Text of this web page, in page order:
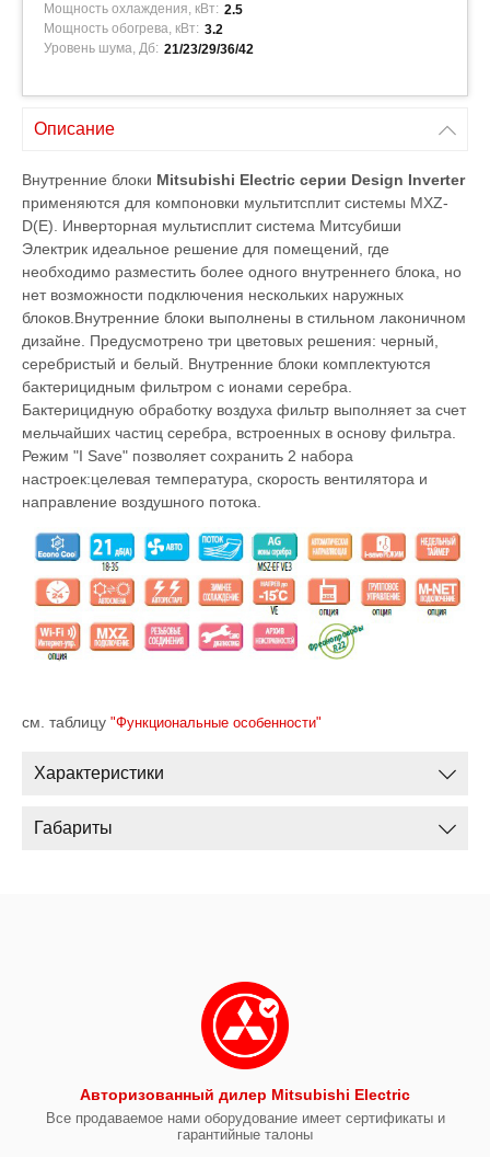
Мощность охлаждения, кВт: 2.5
Мощность обогрева, кВт: 3.2
Уровень шума, Дб: 21/23/29/36/42
Описание
Внутренние блоки Mitsubishi Electric серии Design Inverter
применяются для компоновки мультитсплит системы MXZ-
D(E). Инверторная мультисплит система Митсубиши
Электрик идеальное решение для помещений, где
необходимо разместить более одного внутреннего блока, но
нет возможности подключения нескольких наружных
блоков.Внутренние блоки выполнены в стильном лаконичном
дизайне. Предусмотрено три цветовых решения: черный,
серебристый и белый. Внутренние блоки комплектуются
бактерицидным фильтром с ионами серебра.
Бактерицидную обработку воздуха фильтр выполняет за счет
мельчайших частиц серебра, встроенных в основу фильтра.
Режим "I Save" позволяет сохранить 2 набора
настроек:целевая температура, скорость вентилятора и
направление воздушного потока.
см. таблицу "Функциональные особенности"
Характеристики
Габариты
Авторизованный дилер Mitsubishi Electric
Все продаваемое нами оборудование имеет сертификаты и
гарантийные талоны